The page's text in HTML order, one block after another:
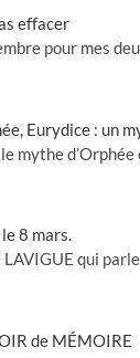
effacer
pour mes
Eurydice : un
mythe
8 mars.
LAVIGUE qui
de MÉMOIRE